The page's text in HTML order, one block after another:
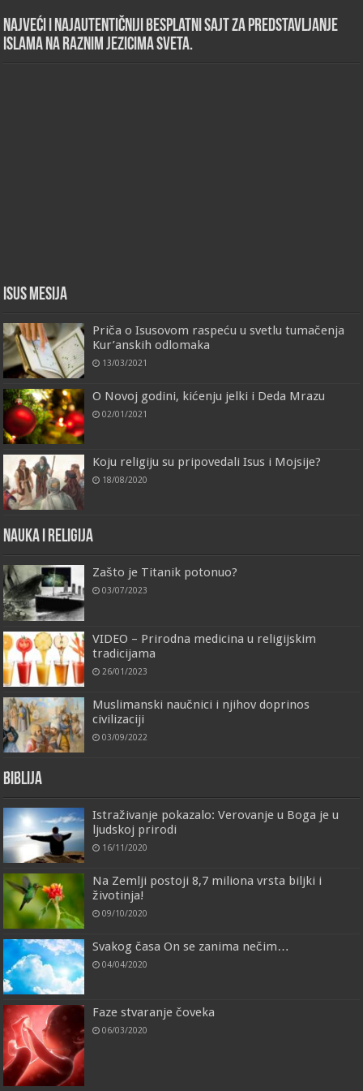
Najveći i najautentičniji besplatni sajt za predstavljanje
islama na raznim jezicima sveta.
Isus Mesija
Priča o Isusovom raspeću u svetlu tumačenja
Kur’anskih odlomaka
13/03/2021
O Novoj godini, kićenju jelki i Deda Mrazu
02/01/2021
Koju religiju su pripovedali Isus i Mojsije?
18/08/2020
Nauka i religija
Zašto je Titanik potonuo?
03/07/2023
VIDEO – Prirodna medicina u religijskim
tradicijama
26/01/2023
Muslimanski naučnici i njihov doprinos
civilizaciji
03/09/2022
Biblija
Istraživanje pokazalo: Verovanje u Boga je u
ljudskoj prirodi
16/11/2020
Na Zemlji postoji 8,7 miliona vrsta biljki i
životinja!
09/10/2020
Svakog časa On se zanima nečim…
04/04/2020
Faze stvaranje čoveka
06/03/2020